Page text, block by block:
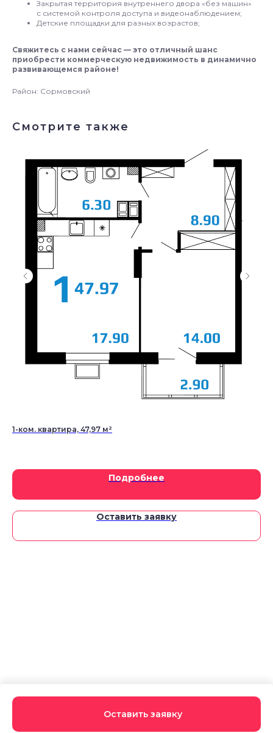
Оставить заявку
Закрытая территория внутреннего двора «без машин»
с системой контроля доступа и видеонаблюдением;
Детские площадки для разных возрастов;
Свяжитесь с нами сейчас — это отличный шанс
приобрести коммерческую недвижимость в динамично
развивающемся районе!
Район: Сормовский
Смотрите также
1-ком. квартира, 47,97 м²
Подробнее
Оставить заявку